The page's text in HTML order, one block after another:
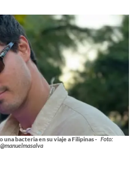
bacteria en su viaje a Filipinas - Foto:
@manuelmasalva